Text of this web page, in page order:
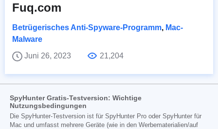
Fuq.com
Betrügerisches Anti-Spyware-Programm, Mac-
Malware
Juni 26, 2023
21,204
SpyHunter Gratis-Testversion: Wichtige
Nutzungsbedingungen
Die SpyHunter-Testversion ist für SpyHunter Pro oder SpyHunter für
Mac und umfasst mehrere Geräte (wie in den Werbematerialien/auf